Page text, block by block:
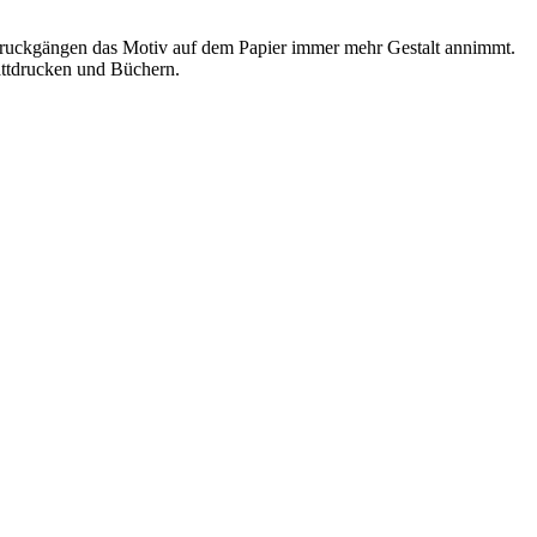
das Motiv auf dem Papier immer mehr Gestalt annimmt.
und Büchern.